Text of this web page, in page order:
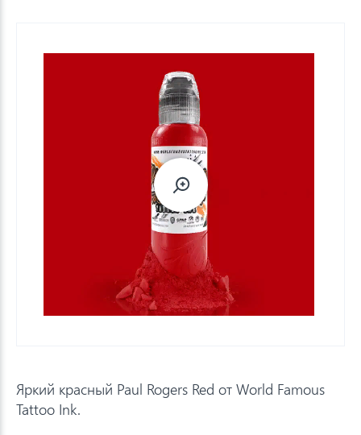
Яркий красный Paul Rogers Red от World Famous
Tattoo Ink.